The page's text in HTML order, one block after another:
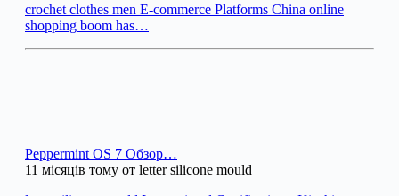
crochet clothes men E-commerce Platforms China online
shopping boom has…
Peppermint OS 7 Обзор…
11 місяців тому от letter silicone mould